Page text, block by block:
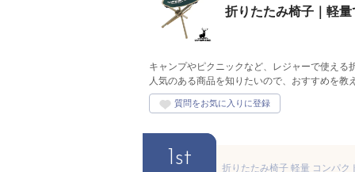
折りたたみ椅子｜軽
キャンプやピクニックなど、レジャーで使え
人気のある商品を知りたいので、おすすめを教
1st